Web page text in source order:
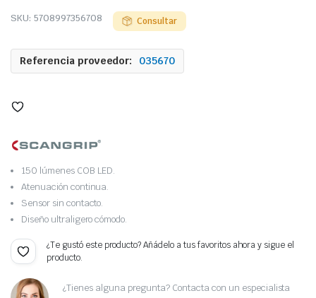
SKU: 5708997356708 Consultar
Referencia proveedor: 035670
150 lúmenes COB LED.
Atenuación continua.
Sensor sin contacto.
Diseño ultraligero cómodo.
¿Te gustó este producto? Añádelo a tus favoritos ahora y sigue el
producto.
¿Tienes alguna pregunta? Contacta con un especialista